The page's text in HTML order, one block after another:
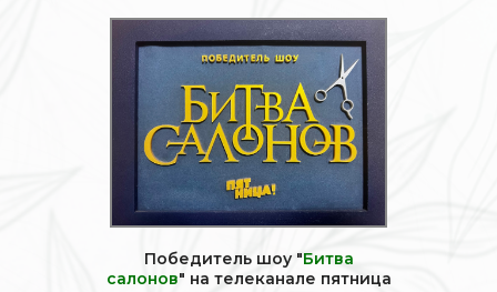
Победитель шоу "Битва
салонов" на телеканале пятница